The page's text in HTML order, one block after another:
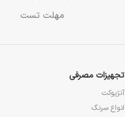
مهلت تست
تجهیزات مصرفی
آنژیوکت
انواع سرنگ